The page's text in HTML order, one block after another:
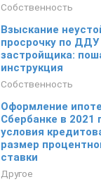
Собственность
Взыскание
просрочку по ДДУ
застройщика:
инструкция
Собственность
Оформление
Сбербанке в 2021
условия
размер
ставки
Другое